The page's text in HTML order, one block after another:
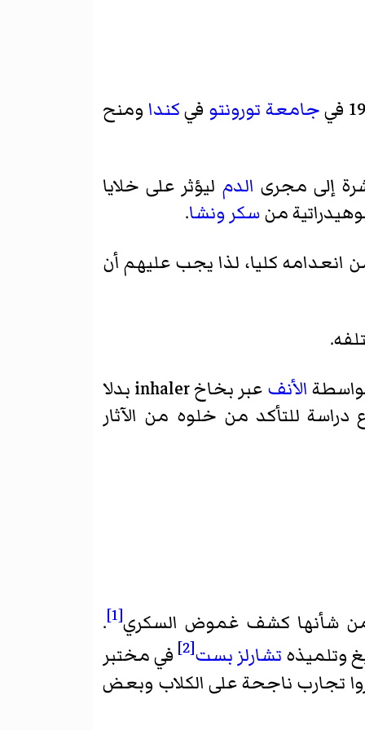
جامعة تورونتو فيكندا ومنح
إلى مجرى الدم ليؤثر على خلايا
منسكر ونشا.
انعدامه كليا، لذا يجب عليهم أن
الأنف
عبر بخاخ inhaler بدلا
للتأكد من خلوه من الآثار
شأنها كشف غموض السكري[1]
.
وتلميذه تشارلز بست[2]
في مختبر
تجارب ناجحة على الكلاب وبعض